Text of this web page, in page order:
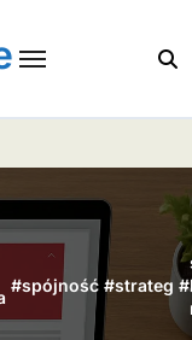
#spójność #strateg #